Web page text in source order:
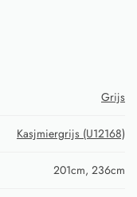
Grijs
Kasjmiergrijs (U12168)
201cm, 236cm